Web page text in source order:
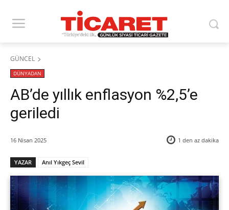
GÜNCEL
DÜNYADAN
AB’de yıllık enflasyon %2,5’e
geriledi
16 Nisan 2025 1 den az dakika
YAZAR Anıl Yıkgeç Sevil